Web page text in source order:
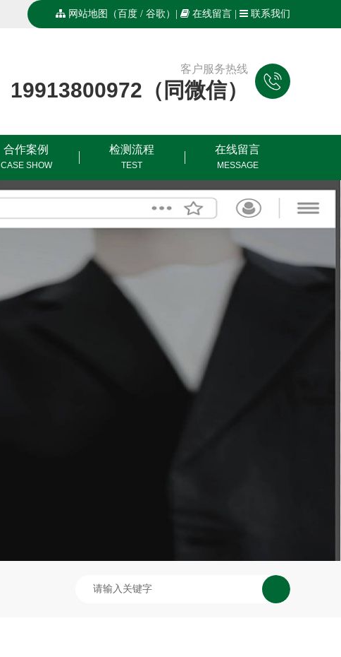
网站地图 （百度 / 谷歌 ）| 在线留言 联系我们
客户服务热线
19913800972（同微信）
合作案例
CASE SHOW
检测流程
TEST
在线留言
MESSAGE